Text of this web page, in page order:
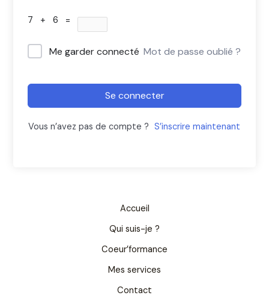
7 + 6 =
Me garder connecté Mot de passe oublié ?
Se connecter
Vous n’avez pas de compte ? S’inscrire maintenant
Accueil
Qui suis-je ?
Coeur’formance
Mes services
Contact